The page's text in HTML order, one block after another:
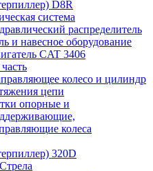
D8R
система
распределитель
и навесное оборудование
CAT 3406
колесо и цилиндр
цепи
опорные и
колеса
320D